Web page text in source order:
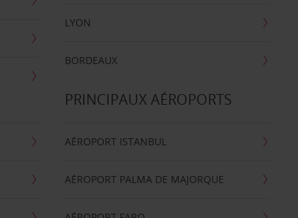
LYON
BORDEAUX
PRINCIPAUX AÉROPORTS
AÉROPORT ISTANBUL
AÉROPORT PALMA DE MAJORQUE